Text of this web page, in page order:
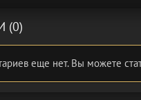
(0)
еще нет. Вы можете